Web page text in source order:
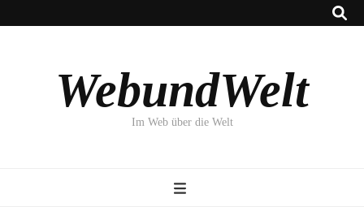
WebundWelt
Im Web über die Welt